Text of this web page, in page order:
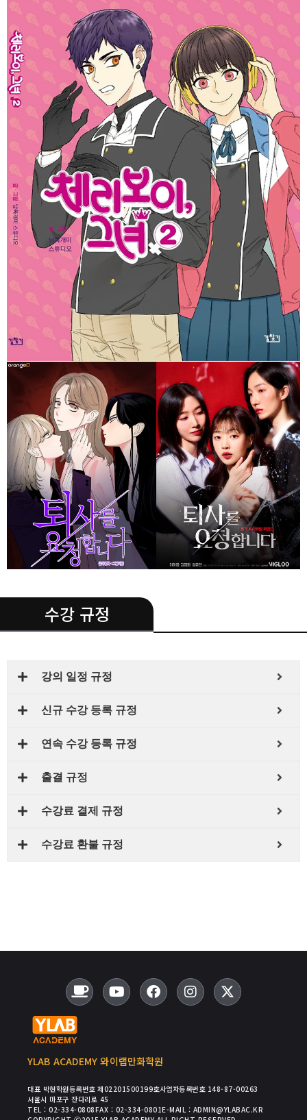
수강 규정
강의 일정 규정
신규 수강 등록 규정
연속 수강 등록 규정
출결 규정
수강료 결제 규정
수강료 환불 규정
YLAB ACADEMY 와이랩만화학원
대표 박현학원등록번호 제02201500199호사업자등록번호 148-87-00263
서울시 마포구 잔다리로 45
TEL : 02-334-0808FAX : 02-334-0801E-MAIL : ADMIN@YLABAC.KR